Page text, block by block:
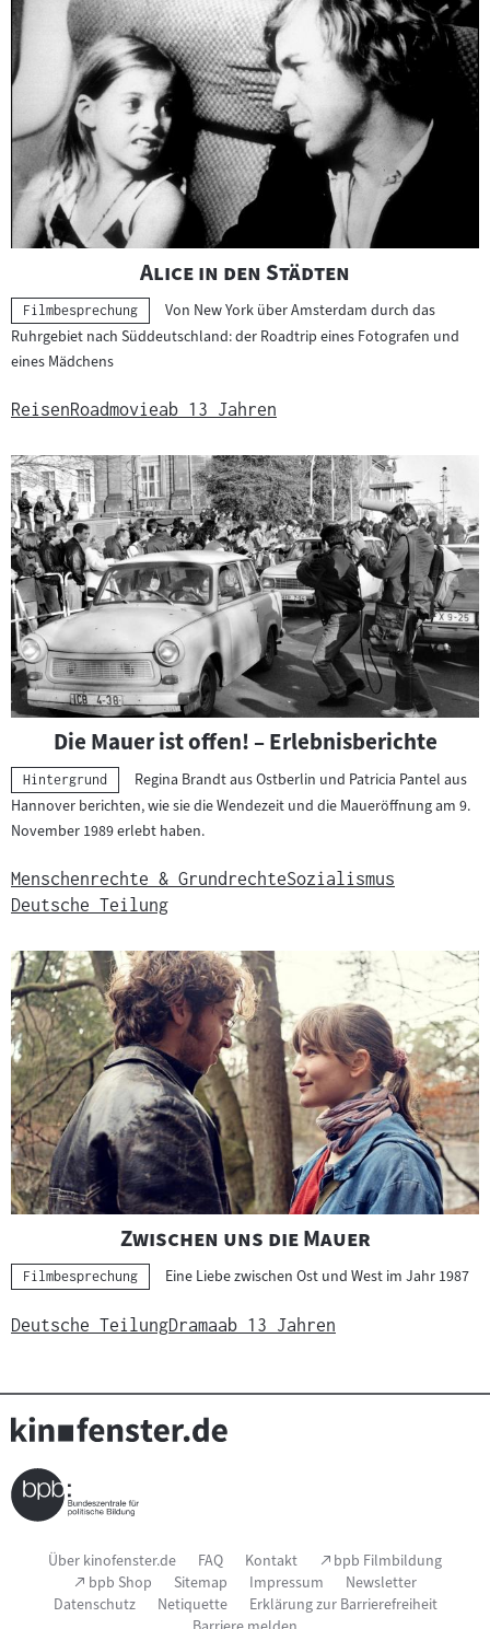
"
Alice in den Städten
Kategorie:
Filmbesprechung
Von New York über Amsterdam durch das
Ruhrgebiet nach Süddeutschland: der Roadtrip eines Fotografen und
eines Mädchens
ReisenRoadmovieab 13 Jahren
Die Mauer ist offen! – Erlebnisberichte
Kategorie:
Hintergrund
Regina Brandt aus Ostberlin und Patricia Pantel aus
Hannover berichten, wie sie die Wendezeit und die Maueröffnung am 9.
November 1989 erlebt haben.
Menschenrechte & GrundrechteSozialismus
Deutsche Teilung
"
Zwischen uns die Mauer"
Kategorie:
Filmbesprechung Eine Liebe zwischen Ost und West im Jahr 1987
Deutsche TeilungDramaab 13 Jahren
Seitenfußnavigation
Über kinofenster.de FAQ Kontakt (Link
öffnet
im
neuen
bpb Filmbildung
(Link
öffnet
im
bpb Shop Sitemap Impressum
Newsletter
Datenschutz
Netiquette
Erklärung zur Barrierefreiheit